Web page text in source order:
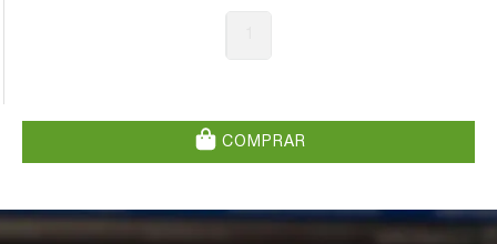
COMPRAR